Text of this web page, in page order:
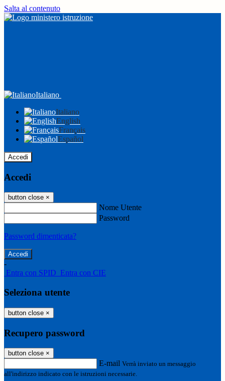
Salta al contenuto
Italiano
Italiano
English
Français
Español
Accedi
Accedi
button close ×
Nome Utente
Password
Password dimenticata?
-
Entra con SPID Entra con CIE
Seleziona utente
button close ×
Recupero password
button close ×
E-mail Verrà inviato un messaggio
all'indirizzo indicato con le istruzioni necessarie.